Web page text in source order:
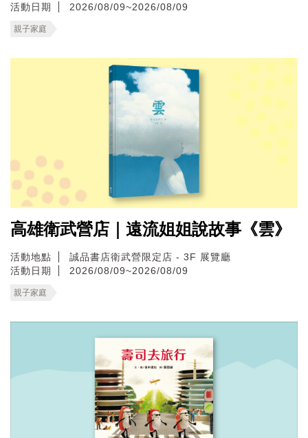
活動日期
2026/08/09~2026/08/09
親子家庭
高雄衛武營店｜遠流姐姐說故事《雲》
活動地點
誠品書店衛武營限定店 - 3F 展覽廳
活動日期
2026/08/09~2026/08/09
親子家庭